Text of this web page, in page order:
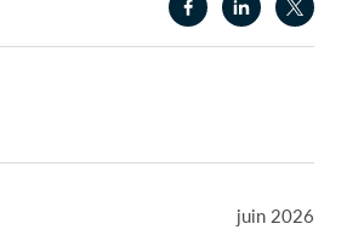
juin 2026